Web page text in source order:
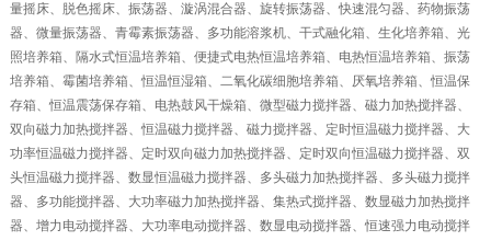
量摇床、脱色摇床、振荡器、漩涡混合器、旋转振荡器、快速混匀器、药物振荡
器、微量振荡器、青霉素振荡器、多功能溶浆机、干式融化箱、生化培养箱、光
照培养箱、隔水式恒温培养箱、便捷式电热恒温培养箱、电热恒温培养箱、振荡
培养箱、霉菌培养箱、恒温恒湿箱、二氧化碳细胞培养箱、厌氧培养箱、恒温保
存箱、恒温震荡保存箱、电热鼓风干燥箱、微型磁力搅拌器、磁力加热搅拌器、
双向磁力加热搅拌器、恒温磁力搅拌器、磁力搅拌器、定时恒温磁力搅拌器、大
功率恒温磁力搅拌器、定时双向磁力加热搅拌器、定时双向恒温磁力搅拌器、双
头恒温磁力搅拌器、数显恒温磁力搅拌器、多头磁力加热搅拌器、多头磁力搅拌
器、多功能搅拌器、大功率磁力加热搅拌器、集热式搅拌器、数显磁力加热搅拌
器、增力电动搅拌器、大功率电动搅拌器、数显电动搅拌器、恒速强力电动搅拌